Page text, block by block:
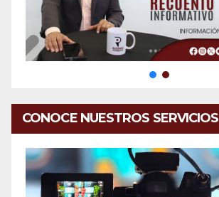
CONOCE NUESTROS SERVICIOS